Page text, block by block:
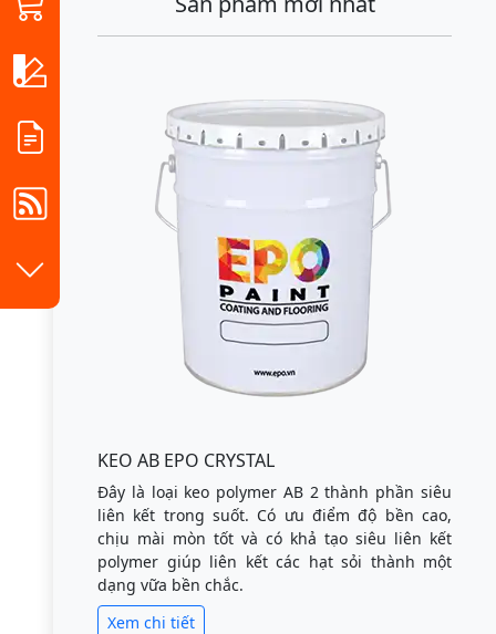
KEO AB EPO CRYSTAL
Đây là loại keo polymer AB 2 thành phần siêu
liên kết trong suốt. Có ưu điểm độ bền cao,
chịu mài mòn tốt và có khả tạo siêu liên kết
polymer giúp liên kết các hạt sỏi thành một
dạng vữa bền chắc.
Xem chi tiết